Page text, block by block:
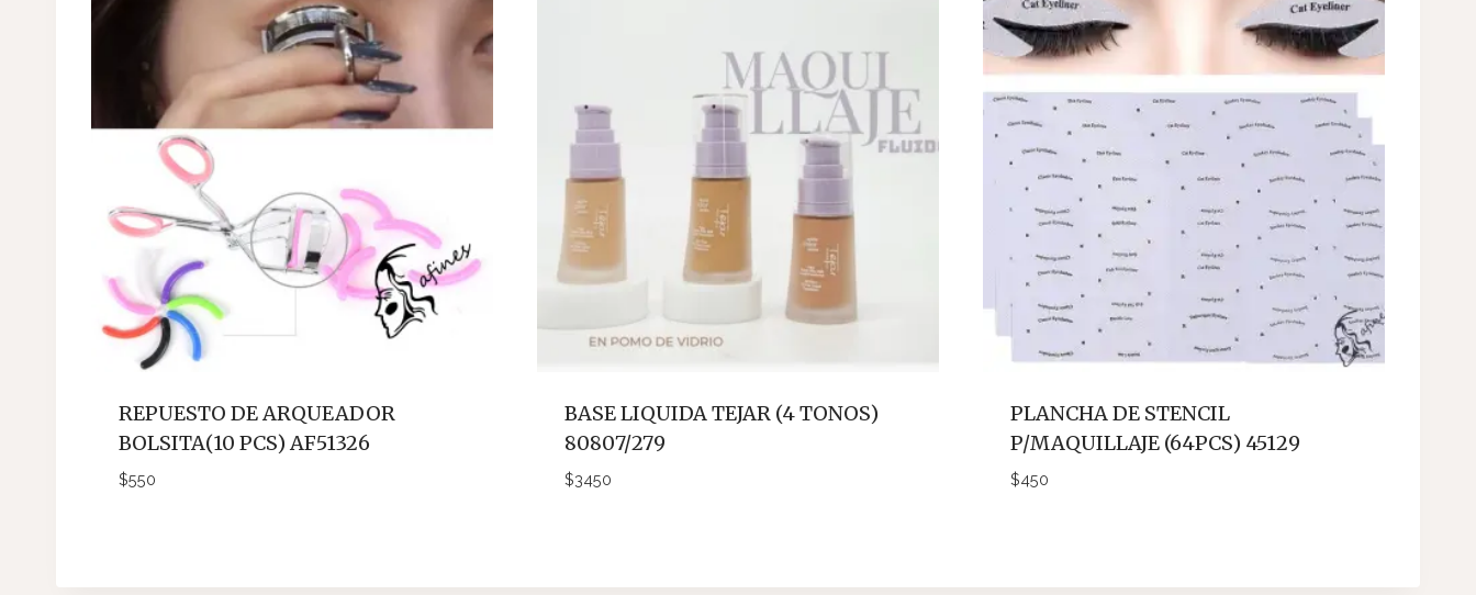
REPUESTO DE ARQUEADOR
BOLSITA(10 PCS) AF51326
$550
BASE LIQUIDA TEJAR (4 TONOS)
80807/279
$3450
PLANCHA DE STENCIL
P/MAQUILLAJE (64PCS) 45129
$450